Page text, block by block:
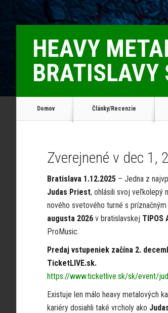
HEAVY
BRATISLAVY
Domov Články/Recenzie
Zverejnené v dec 1,
Bratislava 1.12.2025 – Jedna z
Judas Priest, ohlásili svoj veľkolepý
nového svetového turné s
augusta 2026 v bratislavskej TIPOS
ProMusic.
Predaj vstupeniek začína 2.
TicketLIVE.sk.
https://www.ticketlive.sk/sk/event/
Existuje len málo heavy metalových
kariéry dosiahli také vrcholy ako